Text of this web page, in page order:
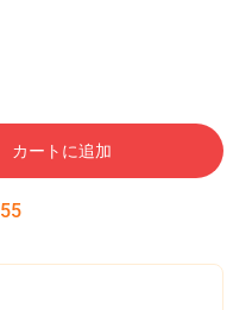
カートに追加
54